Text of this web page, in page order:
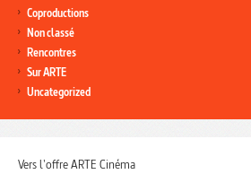
Coproductions
Non classé
Rencontres
Sur ARTE
Uncategorized
Vers l'offre ARTE Cinéma